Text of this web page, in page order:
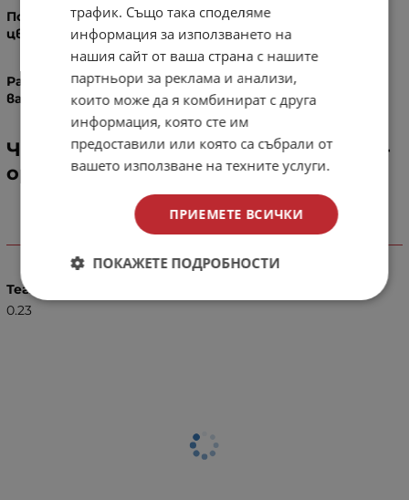
Поради ръчната изработка са възможни вариации в
цветовете и шарките на чашките!
Размерите са приблизителни и е възможно да
варират!
Чашка за наргиле Vallhalla Phunnel -
оранжев
Тегло (кг.)
0.23
трафик. Също така споделяме
информация за използването на
нашия сайт от ваша страна с нашите
партньори за реклама и анализи,
които може да я комбинират с друга
информация, която сте им
предоставили или която са събрали от
вашето използване на техните услуги.
ПРИЕМЕТЕ ВСИЧКИ
ПОКАЖЕТЕ ПОДРОБНОСТИ